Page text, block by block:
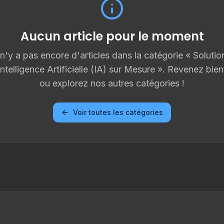
Aucun article pour le moment
a pas encore d'articles dans la catégorie «
Artificielle (IA) sur Mesure ». Revenez
ou explorez nos autres catégories !
Voir toutes les catégories